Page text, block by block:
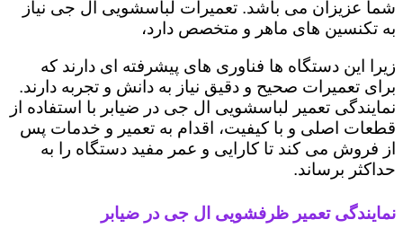
شما عزیزان می باشد. تعمیرات لباسشویی ال جی نیاز
به تکنسین های ماهر و متخصص دارد،
زیرا این دستگاه ها فناوری های پیشرفته ای دارند که
برای تعمیرات صحیح و دقیق نیاز به دانش و تجربه دارند.
نمایندگی تعمیر لباسشویی ال جی در ضیابر با استفاده از
قطعات اصلی و با کیفیت، اقدام به تعمیر و خدمات پس
از فروش می کند تا کارایی و عمر مفید دستگاه را به
حداکثر برساند.
نمایندگی تعمیر ظرفشویی ال جی در ضیابر